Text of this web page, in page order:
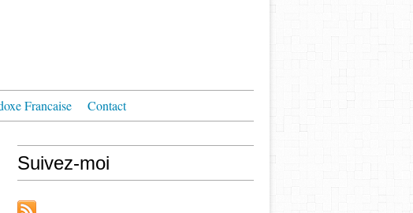
Francaise Contact
Suivez-moi